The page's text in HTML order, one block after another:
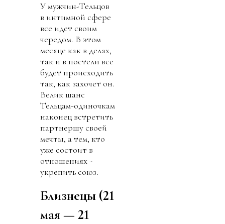
У мужчин-Тельцов
в интимной сфере
все идет своим
чередом. В этом
месяце как в делах,
так и в постели все
будет происходить
так, как захочет он.
Велик шанс
Тельцам-одиночкам
наконец встретить
партнершу своей
мечты, а тем, кто
уже состоит в
отношениях -
укрепить союз.
Близнецы (21
мая — 21